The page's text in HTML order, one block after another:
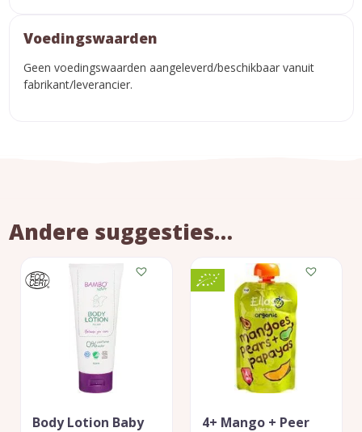
Voedingswaarden
Geen voedingswaarden aangeleverd/beschikbaar vanuit
fabrikant/leverancier.
Andere suggesties…
Body Lotion Baby 4+ Mango + Peer